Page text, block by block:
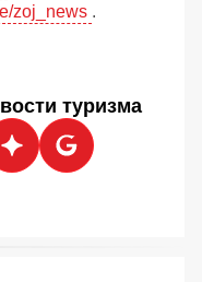
zoj_news .
туризма